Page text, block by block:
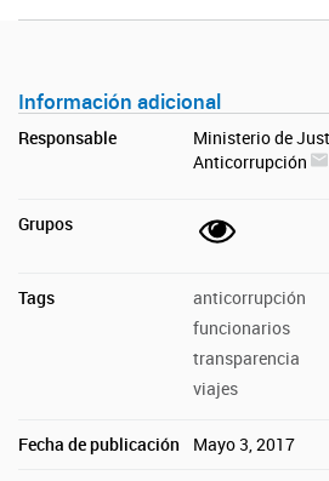
Información adicional
Responsable
Ministerio de
Anticorrupción
Grupos
Tags
anticorrupción
funcionarios
transparencia
viajes
Fecha de publicación Mayo 3, 2017